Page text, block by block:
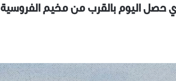
حصل اليوم بالقرب من مخيم الفروسية